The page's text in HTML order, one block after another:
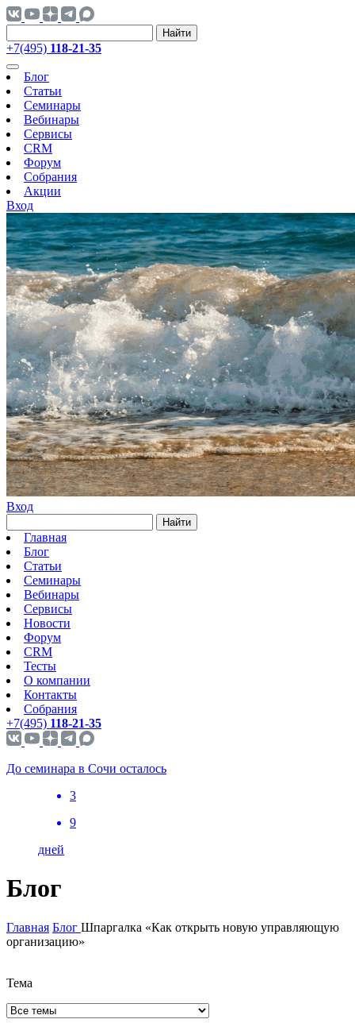
Найти
+7(495) 118-21-35
Блог
Статьи
Семинары
Вебинары
Сервисы
CRM
Форум
Собрания
Акции
Вход
Вход
Найти
Главная
Блог
Статьи
Семинары
Вебинары
Сервисы
Новости
Форум
CRM
Тесты
О компании
Контакты
Собрания
+7(495) 118-21-35
До семинара в Сочи осталось
3
9
дней
Блог
Главная Блог Шпаргалка «Как открыть новую управляющую
организацию»
Тема